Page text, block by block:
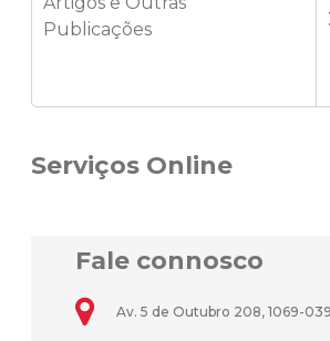
Publicações
Serviços Online
Fale connosco
Av. 5 de Outubro 208, 1069-